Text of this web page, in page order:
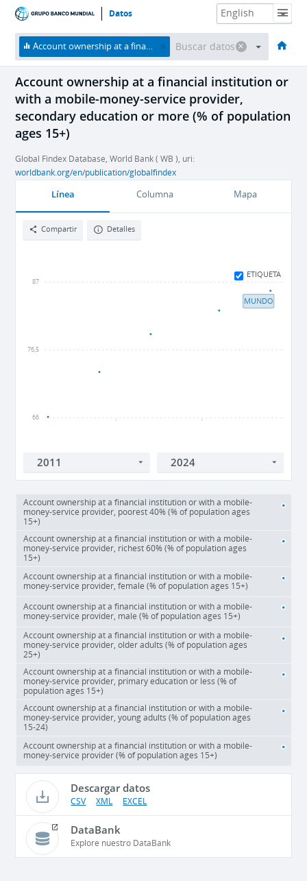
Datos
HOME Temas Datos y recursos Sobre nosotros
Account ownership at a financial institution or with a mobile-money-service provider, secondary education or more (% of population ages 15+)
Account ownership at a financial institution or
with a mobile-money-service provider,
secondary education or more (% of population
ages 15+)
Global Findex Database, World Bank ( WB ), uri:
worldbank.org/en/publication/globalfindex
Línea Columna Mapa
Compartir Detalles
ETIQUETA
66
76,5
87
MUNDO
Account ownership at a financial institution or with a mobile-
money-service provider, poorest 40% (% of population ages
15+)
Account ownership at a financial institution or with a mobile-
money-service provider, richest 60% (% of population ages
15+)
Account ownership at a financial institution or with a mobile-
money-service provider, female (% of population ages 15+)
Account ownership at a financial institution or with a mobile-
money-service provider, male (% of population ages 15+)
Account ownership at a financial institution or with a mobile-
money-service provider, older adults (% of population ages
25+)
Account ownership at a financial institution or with a mobile-
money-service provider, primary education or less (% of
population ages 15+)
Account ownership at a financial institution or with a mobile-
money-service provider, young adults (% of population ages
15-24)
Account ownership at a financial institution or with a mobile-
money-service provider (% of population ages 15+)
Descargar datos
CSV XML EXCEL
DataBank
Explore nuestro DataBank